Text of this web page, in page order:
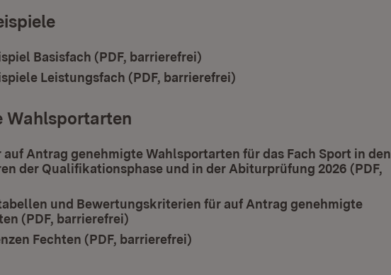
Basisfach (PDF, barrierefrei)
Leistungsfach (PDF, barrierefrei)
Wahlsportarten
auf Antrag genehmigte Wahlsportarten für das Fach Sport in den
der Qualifikationsphase und in der Abiturprüfung 2026 (PDF,
und Bewertungskriterien für auf Antrag genehmigte
(PDF, barrierefrei)
Fechten (PDF, barrierefrei)